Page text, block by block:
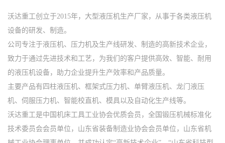
沃达重工创立于2015年，大型液压机生产厂家，从事于各类液压机
设备的研发、制造。
公司专注于液压机、压力机及生产线研发、制造的高新技术企业，
致力于通过先进技术和工艺，为我们的客户提供高效、智能、耐用
的液压机设备，助力企业提升生产效率和产品质量。
主要产品有四柱液压机、框架式压力机、单臂液压机、龙门液压
机、伺服压力机、智能校直机、模具以及自动化生产线等。
沃达重工是中国机床工具工业协会优质会员，全国锻压机械标准化
技术委员会会员单位，山东省装备制造业协会会员单位，山东省机